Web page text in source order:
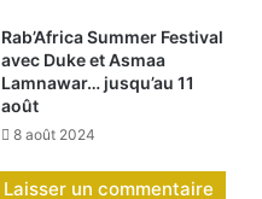
Rab’Africa Summer Festival
avec Duke et Asmaa
Lamnawar… jusqu’au 11
août
8 août 2024
Laisser un commentaire